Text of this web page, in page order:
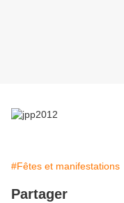
#Fêtes et manifestations
Partager